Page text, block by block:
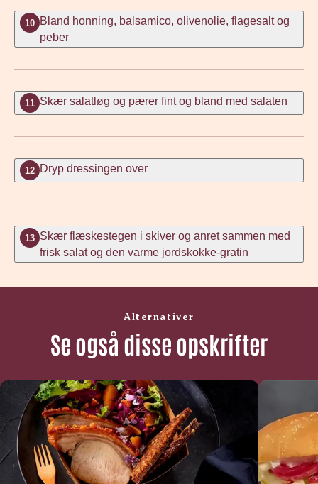
10 Bland honning, balsamico, olivenolie, flagesalt og
peber
11 Skær salatløg og pærer fint og bland med salaten
12 Dryp dressingen over
13 Skær flæskestegen i skiver og anret sammen med
frisk salat og den varme jordskokke-gratin
Alternativer
Se også disse opskrifter